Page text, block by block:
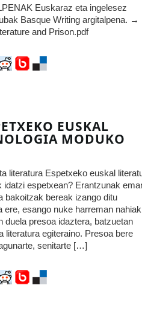
Euskaraz eta ingelesez
Basque Writing argitalpena. →
and Prison.pdf
EUSKAL
MODUKO
literatura Espetxeko euskal
idatzi espetxean? Erantzunak
bakoitzak bereak izango ditu
ere, esango nuke harreman
duela presoa idaztera, batzuetan
literatura egiteraino. Presoa bere
senitarte […]